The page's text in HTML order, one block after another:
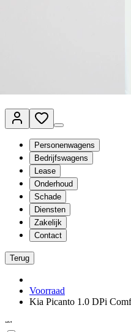
Personenwagens
Bedrijfswagens
Lease
Onderhoud
Schade
Diensten
Zakelijk
Contact
Terug
Voorraad
Kia Picanto 1.0 DPi